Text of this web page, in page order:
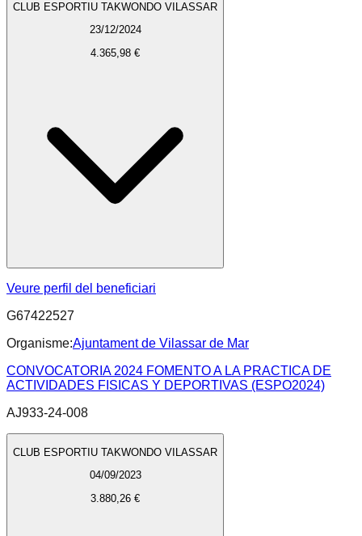
CLUB ESPORTIU TAKWONDO VILASSAR
23/12/2024
4.365,98 €
Veure perfil del beneficiari
G67422527
Organisme:Ajuntament de Vilassar de Mar
CONVOCATORIA 2024 FOMENTO A LA PRACTICA DE
ACTIVIDADES FISICAS Y DEPORTIVAS (ESPO2024)
AJ933-24-008
CLUB ESPORTIU TAKWONDO VILASSAR
04/09/2023
3.880,26 €